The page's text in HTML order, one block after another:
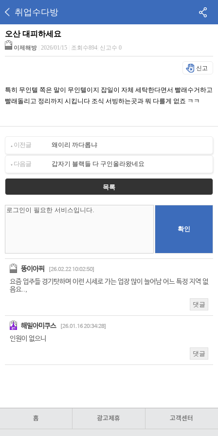
취업수다방
오산 대피하세요
이제해방 2026/01/15 조회수894 신고수 0
신고
특히 무인텔 쪽은 말이 무인텔이지 잡일이 자체 세탁한다면서 빨래수거하고
빨래돌리고 정리까지 시킵니다 조식 서빙하는곳과 뭐 다를게 없죠 ㅋㅋ
▲ 이전글 왜이리 까다롭냐
▼ 다음글 갑자기 블랙들 다 구인올라왔네요
목록
홈 광고제휴 고객센터